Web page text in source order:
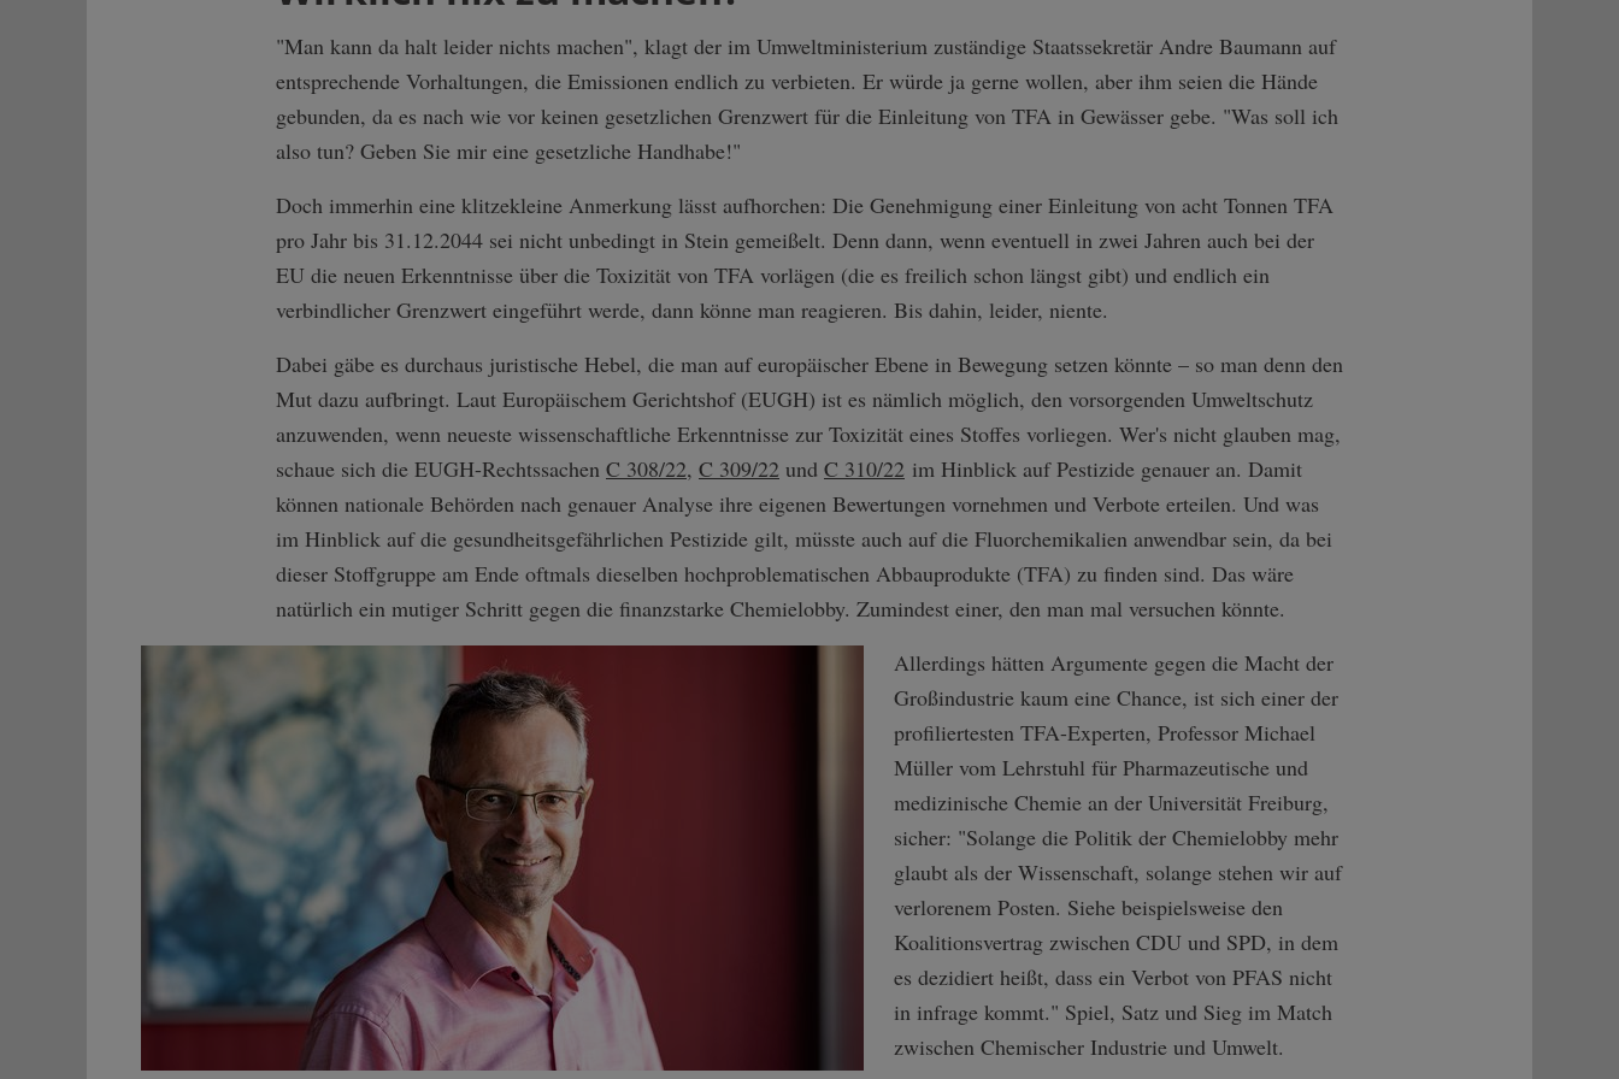
"Man kann da halt leider nichts machen", klagt der im Umweltministerium zuständige Staatssekretär Andre Baumann auf
entsprechende Vorhaltungen, die Emissionen endlich zu verbieten. Er würde ja gerne wollen, aber ihm seien die Hände
gebunden, da es nach wie vor keinen gesetzlichen Grenzwert für die Einleitung von TFA in Gewässer gebe. "Was soll ich
also tun? Geben Sie mir eine gesetzliche Handhabe!"
Doch immerhin eine klitzekleine Anmerkung lässt aufhorchen: Die Genehmigung einer Einleitung von acht Tonnen TFA
pro Jahr bis 31.12.2044 sei nicht unbedingt in Stein gemeißelt. Denn dann, wenn eventuell in zwei Jahren auch bei der
EU die neuen Erkenntnisse über die Toxizität von TFA vorlägen (die es freilich schon längst gibt) und endlich ein
verbindlicher Grenzwert eingeführt werde, dann könne man reagieren. Bis dahin, leider, niente.
Dabei gäbe es durchaus juristische Hebel, die man auf europäischer Ebene in Bewegung setzen könnte – so man denn den
Mut dazu aufbringt. Laut Europäischem Gerichtshof (EUGH) ist es nämlich möglich, den vorsorgenden Umweltschutz
anzuwenden, wenn neueste wissenschaftliche Erkenntnisse zur Toxizität eines Stoffes vorliegen. Wer's nicht glauben mag,
schaue sich die EUGH-Rechtssachen C 308/22, C 309/22 und C 310/22 im Hinblick auf Pestizide genauer an. Damit
können nationale Behörden nach genauer Analyse ihre eigenen Bewertungen vornehmen und Verbote erteilen. Und was
im Hinblick auf die gesundheitsgefährlichen Pestizide gilt, müsste auch auf die Fluorchemikalien anwendbar sein, da bei
dieser Stoffgruppe am Ende oftmals dieselben hochproblematischen Abbauprodukte (TFA) zu finden sind. Das wäre
natürlich ein mutiger Schritt gegen die finanzstarke Chemielobby. Zumindest einer, den man mal versuchen könnte.
Allerdings hätten Argumente gegen die Macht der
Großindustrie kaum eine Chance, ist sich einer der
profiliertesten TFA-Experten, Professor Michael
Müller vom Lehrstuhl für Pharmazeutische und
medizinische Chemie an der Universität Freiburg,
sicher: "Solange die Politik der Chemielobby mehr
glaubt als der Wissenschaft, solange stehen wir auf
verlorenem Posten. Siehe beispielsweise den
Koalitionsvertrag zwischen CDU und SPD, in dem
es dezidiert heißt, dass ein Verbot von PFAS nicht
in infrage kommt." Spiel, Satz und Sieg im Match
zwischen Chemischer Industrie und Umwelt.